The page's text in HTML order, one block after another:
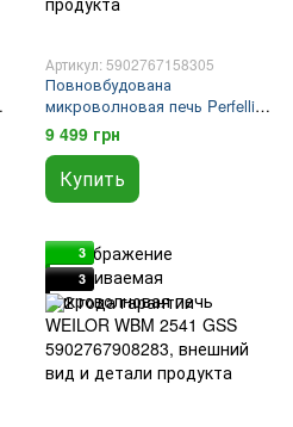
Артикул: 5902767158305
Повновбудована
микроволновая печь Perfelli
BM 255 BIX
9 499 грн
Купить
3
3